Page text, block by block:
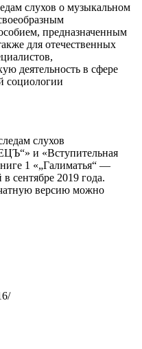
слухов о музыкальном
предназначенным
для отечественных
деятельность в сфере
социологии
слухов
и «Вступительная
1 «„Галиматья“ —
сентябре 2019 года.
версию можно